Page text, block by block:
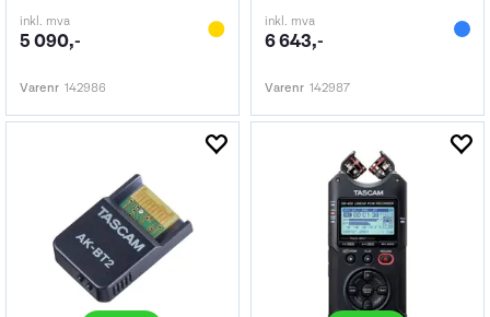
inkl. mva
5 090,-
Varenr 142986
inkl. mva
6 643,-
Varenr 142987